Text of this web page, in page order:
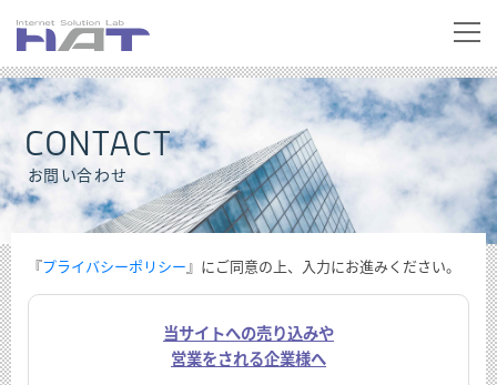
CONTACT
お問い合わせ
『プライバシーポリシー 』にご同意の上、入力にお進みください。
当サイトへの売り込みや
営業をされる企業様へ